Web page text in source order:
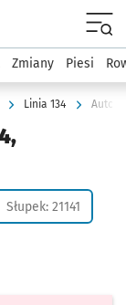
Komunikacja
Zmiany Piesi
Linia 134
Słupek: 21141